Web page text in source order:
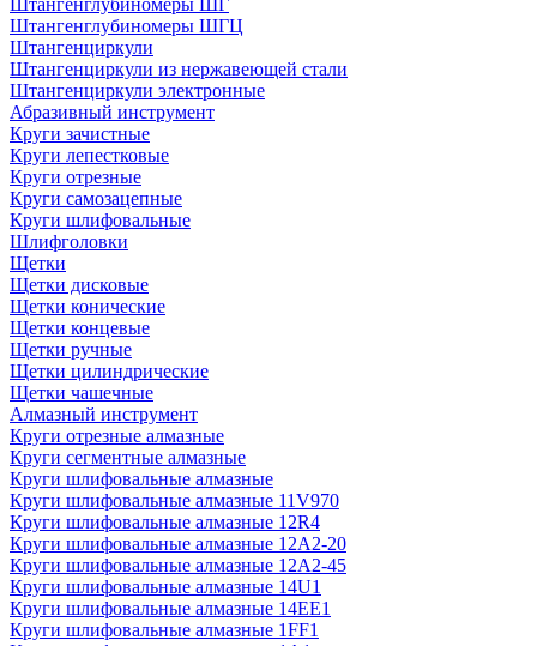
Штангенглубиномеры ШГ
Штангенглубиномеры ШГЦ
Штангенциркули
Штангенциркули из нержавеющей стали
Штангенциркули электронные
Абразивный инструмент
Круги зачистные
Круги лепестковые
Круги отрезные
Круги самозацепные
Круги шлифовальные
Шлифголовки
Щетки
Щетки дисковые
Щетки конические
Щетки концевые
Щетки ручные
Щетки цилиндрические
Щетки чашечные
Алмазный инструмент
Круги отрезные алмазные
Круги сегментные алмазные
Круги шлифовальные алмазные
Круги шлифовальные алмазные 11V970
Круги шлифовальные алмазные 12R4
Круги шлифовальные алмазные 12А2-20
Круги шлифовальные алмазные 12А2-45
Круги шлифовальные алмазные 14U1
Круги шлифовальные алмазные 14ЕЕ1
Круги шлифовальные алмазные 1FF1